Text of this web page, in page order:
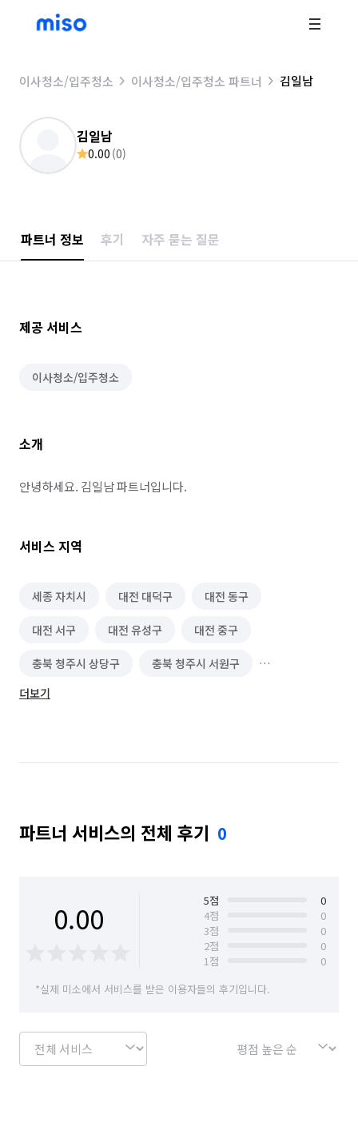
이사청소/입주청소 이사청소/입주청소 파트너 김일남
김일남
0.00 (0)
파트너 정보 후기 자주 묻는 질문
제공 서비스
이사청소/입주청소
소개
안녕하세요. 김일남 파트너입니다.
서비스 지역
세종 자치시 대전 대덕구 대전 동구
대전 서구 대전 유성구 대전 중구
충북 청주시 상당구 충북 청주시 서원구
충북 청주시 청원구
더보기
파트너 서비스의 전체 후기 0
0.00 5점
0
4점
0
3점
0
2점
0
1점
0
*실제 미소에서 서비스를 받은 이용자들의 후기입니다.